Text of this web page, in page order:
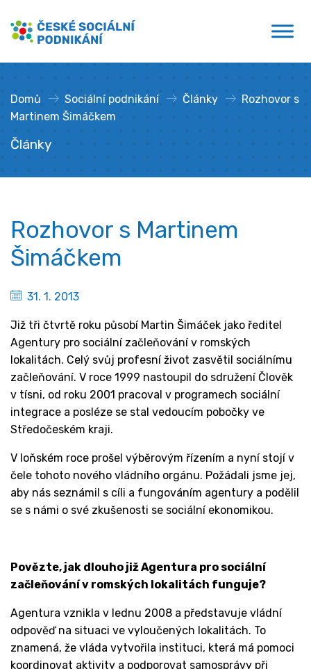
obsahu
České sociální podnikání
Domů » Sociální podnikání » Články »
Rozhovor s
Martinem Šimáčkem
Články
Rozhovor s Martinem
Šimáčkem
31. 1. 2013
Již tři čtvrtě roku působí Martin Šimáček jako ředitel
Agentury pro sociální začleňování v romských
lokalitách. Celý svůj profesní život zasvětil sociálnímu
začleňování. V roce 1999 nastoupil do sdružení Člověk
v tísni, od roku 2001 pracoval v programech sociální
integrace a posléze se stal vedoucím pobočky ve
Středočeském kraji.
V loňském roce prošel výběrovým řízením a nyní stojí v
čele tohoto nového vládního orgánu. Požádali jsme jej,
aby nás seznámil s cíli a fungováním agentury a podělil
se s námi o své zkušenosti se sociální ekonomikou.
Povězte, jak dlouho již Agentura pro sociální
začleňování v romských lokalitách funguje?
Agentura vznikla v lednu 2008 a představuje vládní
odpověď na situaci ve vyloučených lokalitách. To
znamená, že vláda vytvořila instituci, která má pomoci
koordinovat aktivity a podporovat samosprávy při